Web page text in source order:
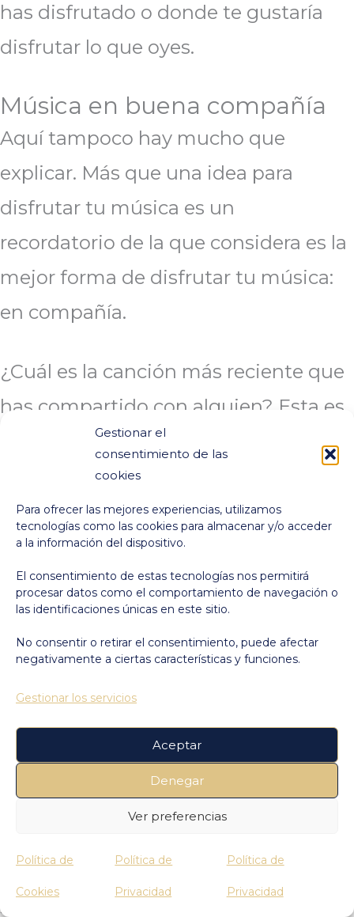
Gestionar el
consentimiento de las
cookies
Para ofrecer las mejores experiencias, utilizamos
tecnologías como las cookies para almacenar y/o acceder
a la información del dispositivo.
El consentimiento de estas tecnologías nos permitirá
procesar datos como el comportamiento de navegación o
las identificaciones únicas en este sitio.
No consentir o retirar el consentimiento, puede afectar
negativamente a ciertas características y funciones.
Gestionar los servicios
Aceptar
Denegar
Ver preferencias
Política de
Cookies
Política de
Privacidad
Política de
Privacidad
has disfrutado o donde te gustaría
disfrutar lo que oyes.
Música en buena compañía
Aquí tampoco hay mucho que
explicar. Más que una idea para
disfrutar tu música es un
recordatorio de la que considera es la
mejor forma de disfrutar tu música:
en compañía.
¿Cuál es la canción más reciente que
has compartido con alguien? Esta es
Buenos regalos para disfrutar
música
Y para completar estas 10 ideas para
qué no, un buen regalo. Un equipo de
sonido, unos auriculares de diseño,